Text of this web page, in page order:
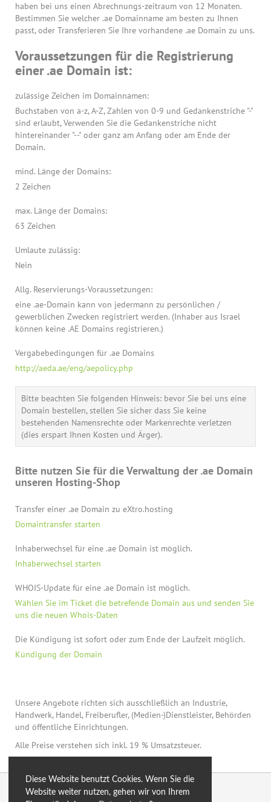
Diese Website benutzt Cookies. Wenn Sie die
Website weiter nutzen, gehen wir von Ihrem
haben bei uns einen Abrechnungs-zeitraum von 12 Monaten.
Bestimmen Sie welcher .ae Domainname am besten zu Ihnen
passt, oder Transferieren Sie Ihre vorhandene .ae Domain zu uns.
Voraussetzungen für die Registrierung
einer .ae Domain ist:
zulässige Zeichen im Domainnamen:
Buchstaben von a-z, A-Z, Zahlen von 0-9 und Gedankenstriche "-"
sind erlaubt, Verwenden Sie die Gedankenstriche nicht
hintereinander "--" oder ganz am Anfang oder am Ende der
Domain.
mind. Länge der Domains:
2 Zeichen
max. Länge der Domains:
63 Zeichen
Umlaute zulässig:
Nein
Allg. Reservierungs-Voraussetzungen:
eine .ae-Domain kann von jedermann zu persönlichen /
gewerblichen Zwecken registriert werden. (Inhaber aus Israel
können keine .AE Domains registrieren.)
Vergabebedingungen für .ae Domains
http://aeda.ae/eng/aepolicy.php
Bitte beachten Sie folgenden Hinweis: bevor Sie bei uns eine
Domain bestellen, stellen Sie sicher dass Sie keine
bestehenden Namensrechte oder Markenrechte verletzen
(dies erspart Ihnen Kosten und Ärger).
Bitte nutzen Sie für die Verwaltung der .ae Domain
unseren Hosting-Shop
Transfer einer .ae Domain zu eXtro.hosting
Domaintransfer starten
Inhaberwechsel für eine .ae Domain ist möglich.
Inhaberwechsel starten
WHOIS-Update für eine .ae Domain ist möglich.
Wählen Sie im Ticket die betrefende Domain aus und senden Sie
uns die neuen Whois-Daten
Die Kündigung ist sofort oder zum Ende der Laufzeit möglich.
Kündigung der Domain
Unsere Angebote richten sich ausschließlich an Industrie,
Handwerk, Handel, Freiberufler, (Medien-)Dienstleister, Behörden
und öffentliche Einrichtungen.
Alle Preise verstehen sich inkl. 19 % Umsatzsteuer.
© 2026 by eXtro.hosting